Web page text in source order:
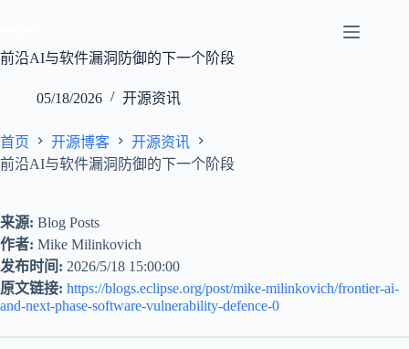
内
前沿AI与软件漏洞防御的下一个阶段
05/18/2026 开源资讯
首页 开源博客
开源资讯
前沿AI与软件漏洞防御的下一个阶段
来源: Blog Posts
作者: Mike Milinkovich
发布时间: 2026/5/18 15:00:00
原文链接: https://blogs.eclipse.org/post/mike-milinkovich/frontier-ai-
and-next-phase-software-vulnerability-defence-0